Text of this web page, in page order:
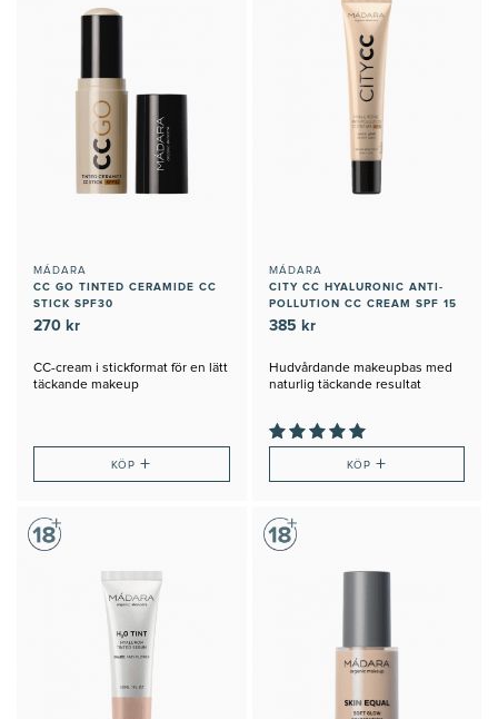
MÁDARA
CC GO TINTED CERAMIDE CC
STICK SPF30
270 kr
CC-cream i stickformat för en lätt
täckande makeup
KÖP+
MÁDARA
CITY CC HYALURONIC ANTI-
POLLUTION CC CREAM SPF 15
385 kr
Hudvårdande makeupbas med
naturlig täckande resultat
KÖP +